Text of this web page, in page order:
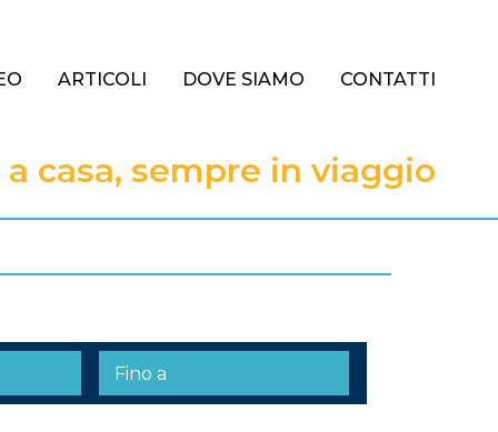
ARTICOLI DOVE SIAMO CONTATTI
casa, sempre in viaggio